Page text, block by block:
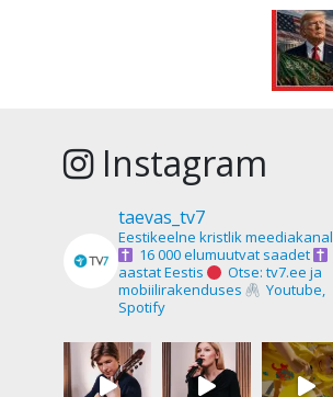
Instagram
taevas_tv7
Eestikeelne kristlik meediakanal
16 000 elumuutvat saadet
aastat Eestis
Otse: tv7.ee ja
mobiilirakenduses
Youtube,
Spotify